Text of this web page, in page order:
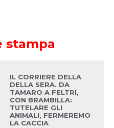
stampa
IL CORRIERE DELLA
DELLA SERA. DA
TAMARO A FELTRI,
CON BRAMBILLA:
TUTELARE GLI
ANIMALI, FERMEREMO
LA CACCIA